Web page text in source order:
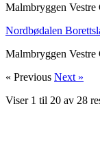
Malmbryggen Vestre
Nordbødalen
Malmbryggen Vestre
« Previous Next »
Viser 1 til 20 av 28